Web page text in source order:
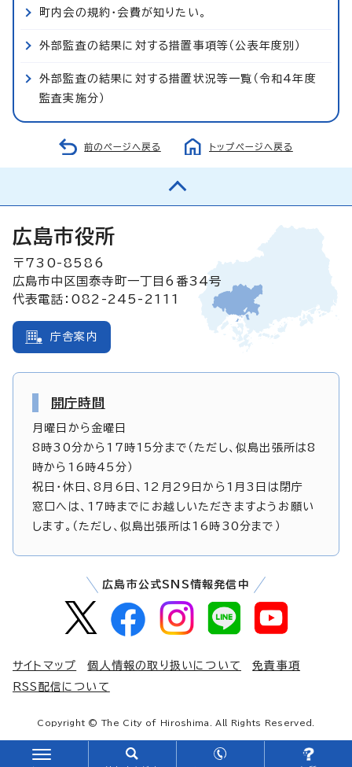
町内会の規約・会費が知りたい。
外部監査の結果に対する措置事項等（公表年度別）
外部監査の結果に対する措置状況等一覧（令和4年度
監査実施分）
前のページへ戻る トップページへ戻る
広島市役所
〒730-8586
広島市中区国泰寺町一丁目6番34号
代表電話：082-245-2111
庁舎案内
開庁時間
月曜日から金曜日
8時30分から17時15分まで（ただし、似島出張所は8
時から16時45分）
祝日・休日、8月6日、12月29日から1月3日は閉庁
窓口へは、17時までにお越しいただきますようお願い
します。（ただし、似島出張所は16時30分まで）
広島市公式SNS情報発信中
サイトマップ 個人情報の取り扱いについて
免責事項
RSS配信について
Copyright © The City of Hiroshima. All Rights Reserved.